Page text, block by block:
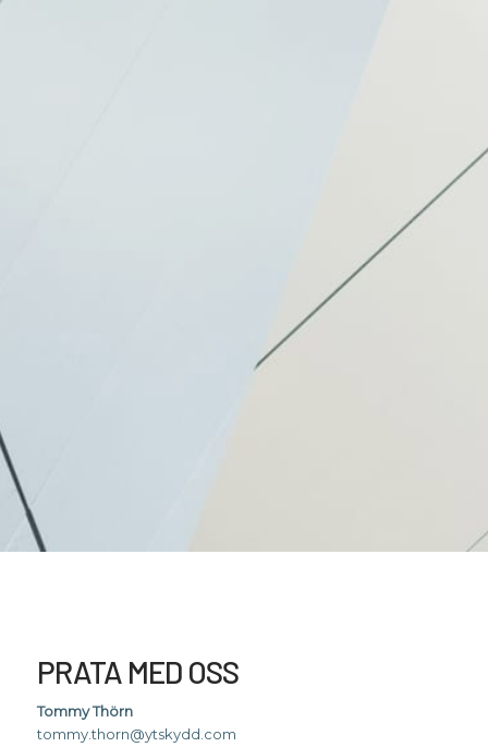
PRATA MED OSS
Tommy Thörn
tommy.thorn@ytskydd.com